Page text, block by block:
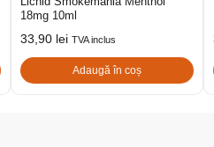
18mg 10ml
33,90 lei TVA inclus
Adaugă în coș